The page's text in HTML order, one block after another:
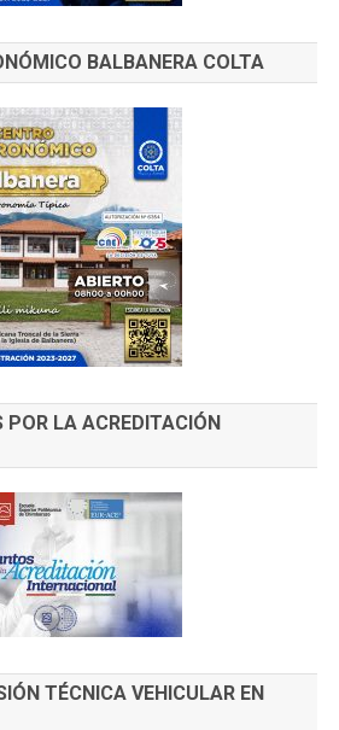
BALBANERA COLTA
POR LA ACREDITACIÓN
TÉCNICA VEHICULAR EN